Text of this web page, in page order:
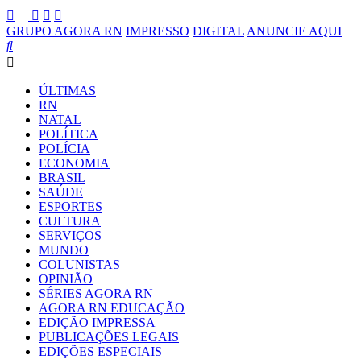
GRUPO AGORA RN IMPRESSO DIGITAL ANUNCIE AQUI
ÚLTIMAS
RN
NATAL
POLÍTICA
POLÍCIA
ECONOMIA
BRASIL
SAÚDE
ESPORTES
CULTURA
SERVIÇOS
MUNDO
COLUNISTAS
OPINIÃO
SÉRIES AGORA RN
AGORA RN EDUCAÇÃO
EDIÇÃO IMPRESSA
PUBLICAÇÕES LEGAIS
EDIÇÕES ESPECIAIS